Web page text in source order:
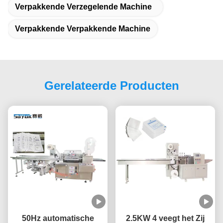
Verpakkende Verzegelende Machine
Verpakkende Verpakkende Machine
Gerelateerde Producten
50Hz automatische
2.5KW 4 veegt het Zij